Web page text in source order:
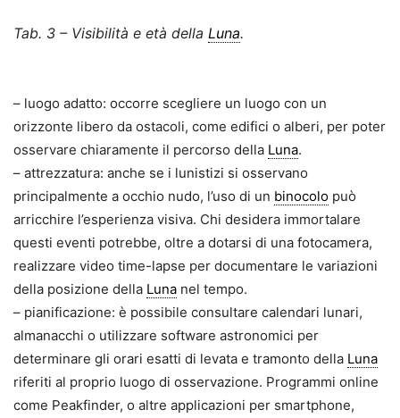
Tab. 3 – Visibilità e età della Luna.
– luogo adatto: occorre scegliere un luogo con un
orizzonte libero da ostacoli, come edifici o alberi, per poter
osservare chiaramente il percorso della Luna.
– attrezzatura: anche se i lunistizi si osservano
principalmente a occhio nudo, l’uso di un binocolo può
arricchire l’esperienza visiva. Chi desidera immortalare
questi eventi potrebbe, oltre a dotarsi di una fotocamera,
realizzare video time-lapse per documentare le variazioni
della posizione della Luna nel tempo.
– pianificazione: è possibile consultare calendari lunari,
almanacchi o utilizzare software astronomici per
determinare gli orari esatti di levata e tramonto della Luna
riferiti al proprio luogo di osservazione. Programmi online
come Peakfinder, o altre applicazioni per smartphone,